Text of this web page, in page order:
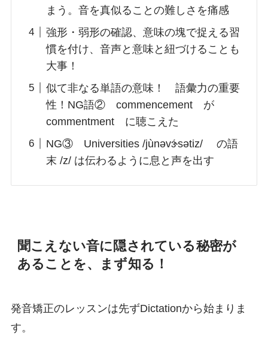
まう。音を真似ることの難しさを痛感
強形・弱形の確認、意味の塊で捉える習
慣を付け、音声と意味と紐づけることも
大事！
似て非なる単語の意味！ 語彙力の重要
性！NG語② commencement が
commentment に聴こえた
NG③ Universities /jùnəvɝ́sətiz/ の語
末 /z/ は伝わるように息と声を出す
聞こえない音に隠されている秘密が
あることを、まず知る！
発音矯正のレッスンは先ずDictationから始まりま
す。